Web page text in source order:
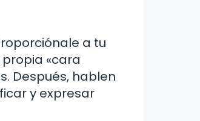
a tu
«cara
Después, hablen
y expresar